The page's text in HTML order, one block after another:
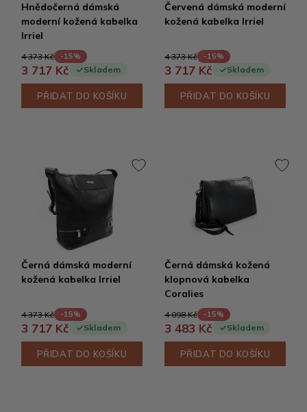
Hnědočerná dámská
moderní kožená kabelka
Irriel
4 373 Kč -15%
3 717 Kč Skladem
PŘIDAT DO KOŠÍKU
Červená dámská moderní
kožená kabelka Irriel
4 373 Kč -15%
3 717 Kč Skladem
PŘIDAT DO KOŠÍKU
Černá dámská moderní
kožená kabelka Irriel
4 373 Kč -15%
3 717 Kč Skladem
PŘIDAT DO KOŠÍKU
Černá dámská kožená
klopnová kabelka
Coralies
4 098 Kč -15%
3 483 Kč Skladem
PŘIDAT DO KOŠÍKU